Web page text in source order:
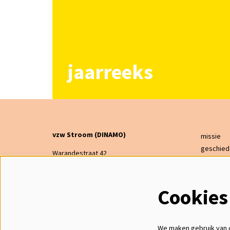
jaarreeks
vzw Stroom (DINAMO)
Warandestraat 42
missie
Cookies
We maken gebruik